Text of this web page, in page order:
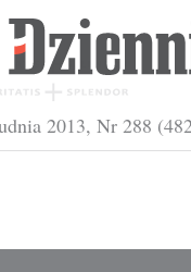
2013, Nr 288